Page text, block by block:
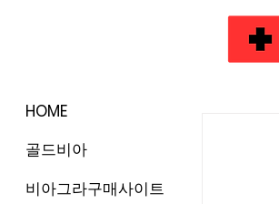
HOME
골드비아
비아그라구매사이트